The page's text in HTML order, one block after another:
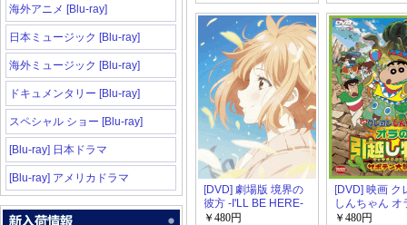
海外アニメ [Blu-ray]
日本ミュージック [Blu-ray]
海外ミュージック [Blu-ray]
ドキュメンタリー [Blu-ray]
スペシャル ショー [Blu-ray]
[Blu-ray] 日本ドラマ
[Blu-ray] アメリカドラマ
[DVD] 劇場版 境界の
彼方 -I'LL BE HERE-
未来篇
￥480円
[DVD] 映画 ク
しんちゃん オ
越し物語 サボ
￥480円